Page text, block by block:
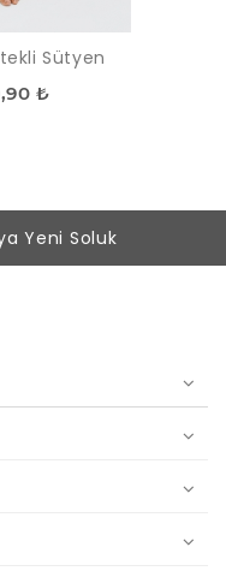
Sütyen
₺
Yeni Soluk